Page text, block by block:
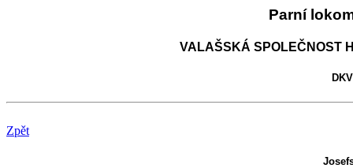
Parní
VALAŠSKÁ SPOLEČNOST
Zpět